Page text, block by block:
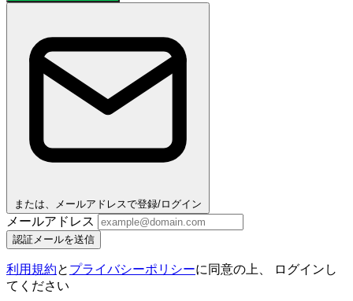
または、メールアドレスで登録/ログイン
メールアドレス
認証メールを送信
利用規約と プライバシーポリシーに同意の上、 ログインし
てください